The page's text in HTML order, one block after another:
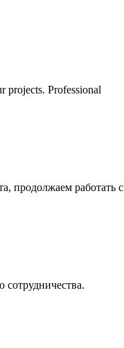
projects. Professional
продолжаем работать с